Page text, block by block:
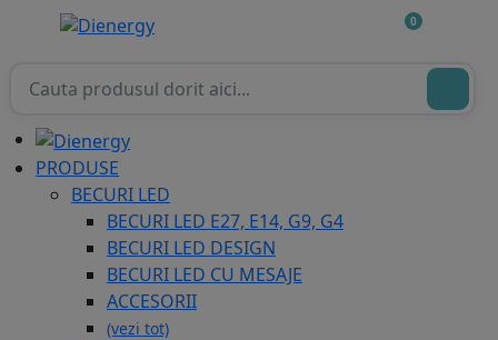
0
PRODUSE
BECURI LED
BECURI LED E27, E14, G9, G4
BECURI LED DESIGN
BECURI LED CU MESAJE
ACCESORII
(vezi tot)